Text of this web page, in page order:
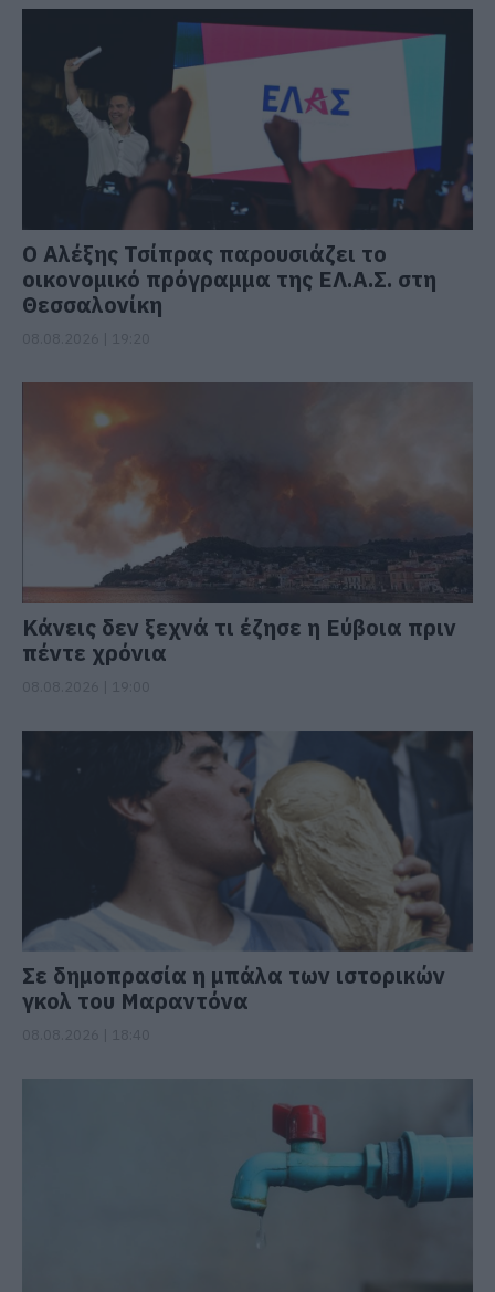
Ο Αλέξης Τσίπρας παρουσιάζει το
οικονομικό πρόγραμμα της ΕΛ.Α.Σ. στη
Θεσσαλονίκη
Κάνεις δεν ξεχνά τι έζησε η Εύβοια πριν
πέντε χρόνια
Σε δημοπρασία η μπάλα των ιστορικών
γκολ του Μαραντόνα